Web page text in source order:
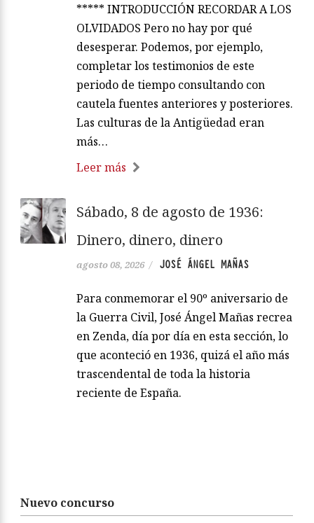
***** INTRODUCCIÓN RECORDAR A LOS
OLVIDADOS Pero no hay por qué
desesperar. Podemos, por ejemplo,
completar los testimonios de este
periodo de tiempo consultando con
cautela fuentes anteriores y posteriores.
Las culturas de la Antigüedad eran
más…
Leer más
Sábado, 8 de agosto de 1936:
Dinero, dinero, dinero
agosto 08, 2026 / JOSÉ ÁNGEL MAÑAS
Para conmemorar el 90º aniversario de
la Guerra Civil, José Ángel Mañas recrea
en Zenda, día por día en esta sección, lo
que aconteció en 1936, quizá el año más
trascendental de toda la historia
reciente de España.
Nuevo concurso